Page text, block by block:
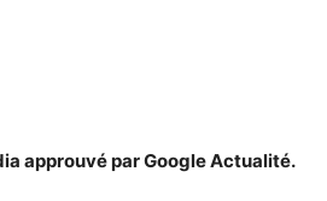
approuvé par Google Actualité.